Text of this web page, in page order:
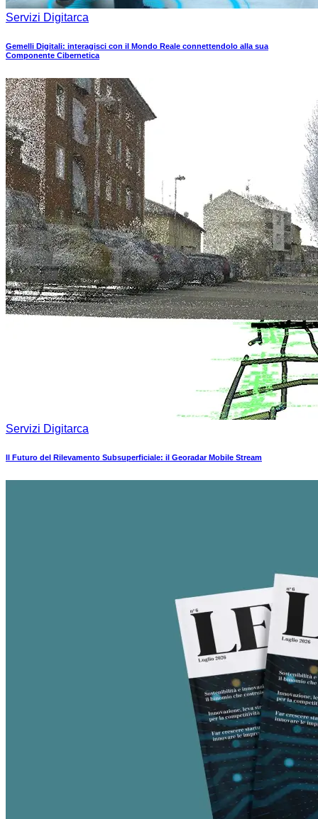
Servizi Digitarca
Gemelli Digitali: interagisci con il Mondo Reale connettendolo alla sua
Componente Cibernetica
Servizi Digitarca
Il Futuro del Rilevamento Subsuperficiale: il Georadar Mobile Stream